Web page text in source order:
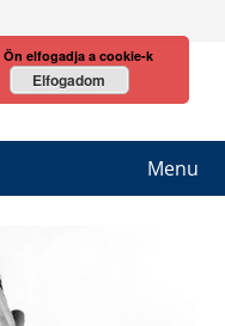
Menu
elfogadja a cookie-k
Elfogadom